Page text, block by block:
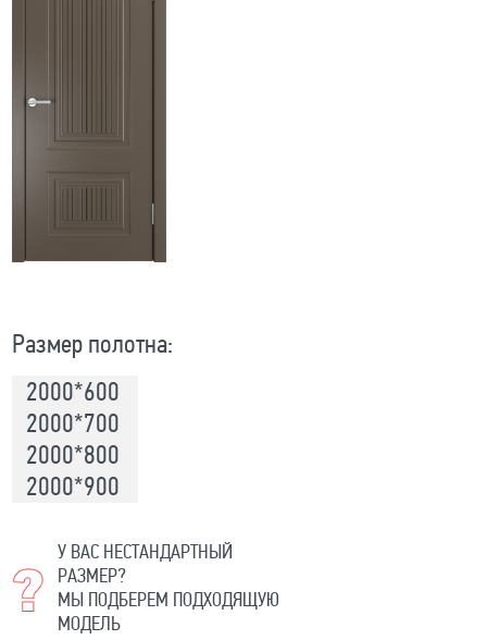
Размер полотна:
2000*600
2000*700
2000*800
2000*900
У ВАС НЕСТАНДАРТНЫЙ
РАЗМЕР?
МЫ ПОДБЕРЕМ ПОДХОДЯЩУЮ
МОДЕЛЬ